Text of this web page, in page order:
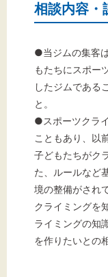
相談内容・
●当ジムの集客
もたちにスポー
したジムである
と。
●スポーツクラ
こともあり、以
子どもたちがク
た、ルールなど
境の整備がされ
クライミングを
ライミングの知
を作りたいとの